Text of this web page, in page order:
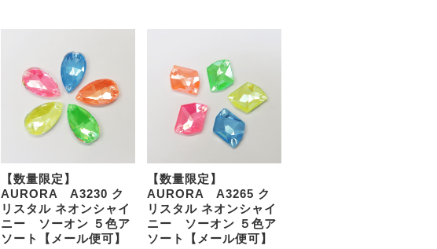
【数量限定】
AURORA A3230 ク
リスタル ネオンシャイ
ニー ソーオン ５色ア
ソート【メール便可】
【数量限定】
AURORA A3265 ク
リスタル ネオンシャイ
ニー ソーオン ５色ア
ソート【メール便可】